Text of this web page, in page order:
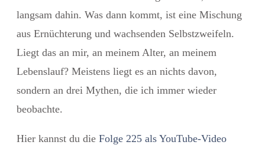
langsam dahin. Was dann kommt, ist eine Mischung
aus Ernüchterung und wachsenden Selbstzweifeln.
Liegt das an mir, an meinem Alter, an meinem
Lebenslauf? Meistens liegt es an nichts davon,
sondern an drei Mythen, die ich immer wieder
beobachte.
Hier kannst du die Folge 225 als YouTube-Video